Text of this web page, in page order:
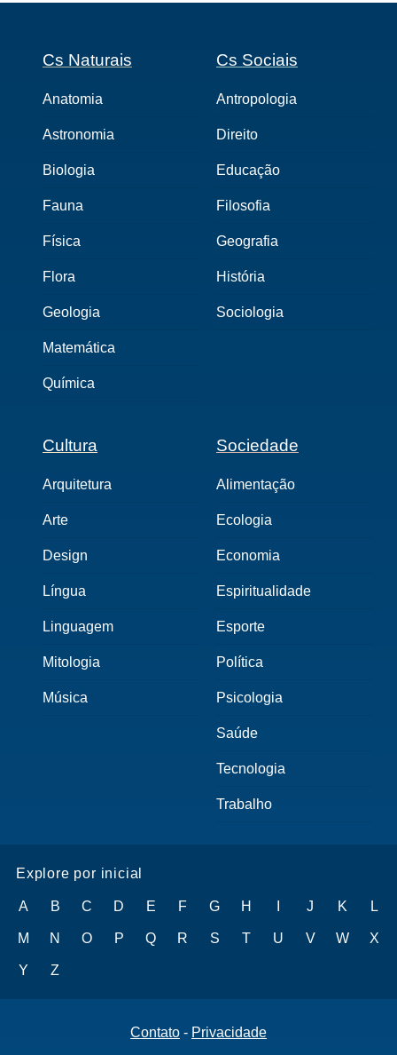
Cs Naturais
Anatomia
Astronomia
Biologia
Fauna
Física
Flora
Geologia
Matemática
Química
Cs Sociais
Antropologia
Direito
Educação
Filosofia
Geografia
História
Sociologia
Cultura
Arquitetura
Arte
Design
Língua
Linguagem
Mitologia
Música
Sociedade
Alimentação
Ecologia
Economia
Espiritualidade
Esporte
Política
Psicologia
Saúde
Tecnologia
Trabalho
Explore por inicial
A B C D E F G H J K L
M N O P Q R S T U V W X
Y Z
Contato - Privacidade